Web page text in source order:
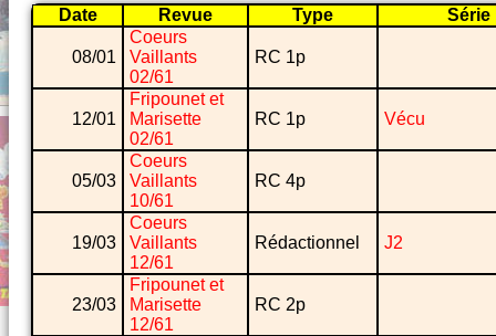
Date Revue Type Série
08/01
Coeurs
Vaillants
02/61
RC 1p
12/01
Fripounet et
Marisette
02/61
RC 1p Vécu
05/03
Coeurs
Vaillants
10/61
RC 4p
19/03
Coeurs
Vaillants
12/61
Rédactionnel J2
23/03
Fripounet et
Marisette
12/61
RC 2p